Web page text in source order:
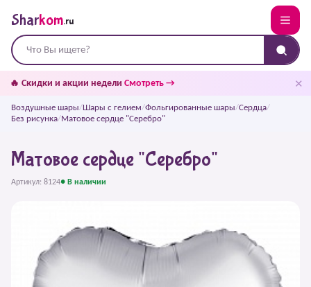
Sharkom.ru
🔥 Скидки и акции недели Смотреть → ✕
Воздушные шары/Шары с гелием/Фольгированные шары/Сердца/
Без рисунка/Матовое сердце "Серебро"
Матовое сердце "Серебро"
Артикул: 8124● В наличии